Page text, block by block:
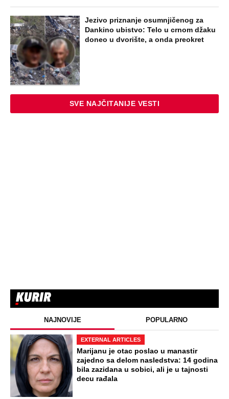
Jezivo priznanje osumnjičenog za
Dankino ubistvo: Telo u crnom džaku
doneo u dvorište, a onda preokret
SVE NAJČITANIJE VESTI
NAJNOVIJE POPULARNO
EXTERNAL ARTICLES
Marijanu je otac poslao u manastir
zajedno sa delom nasledstva: 14 godina
bila zazidana u sobici, ali je u tajnosti
decu rađala